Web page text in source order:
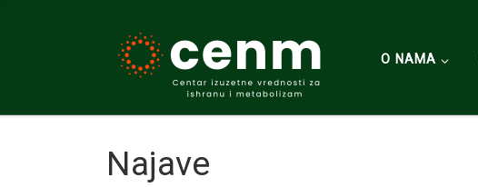
O NAMA
Najave